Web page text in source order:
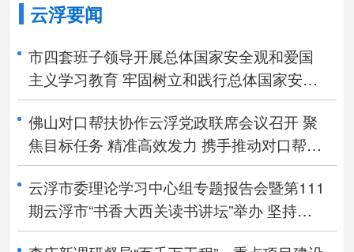
云浮要闻
市四套班子领导开展总体国家安全观和爱国
主义学习教育 牢固树立和践行总体国家安全
观 切实以高水平安全保障云浮高质量发展
佛山对口帮扶协作云浮党政联席会议召开 聚
焦目标任务 精准高效发力 携手推动对口帮扶
协作迈上新台阶
云浮市委理论学习中心组专题报告会暨第111
期云浮市“书香大西关读书讲坛”举办 坚持以
政治安全为统领 不断开创云浮国家安全工作